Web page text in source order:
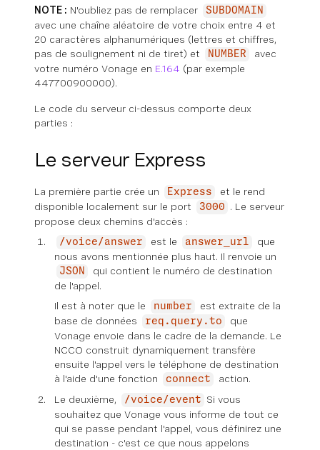
NOTE : N'oubliez pas de remplacer SUBDOMAIN
avec une chaîne aléatoire de votre choix entre 4 et
20 caractères alphanumériques (lettres et chiffres,
pas de soulignement ni de tiret) et
NUMBER
avec
votre numéro Vonage en E.164 (par exemple
447700900000).
Le code du serveur ci-dessus comporte deux
parties :
Le serveur Express
La première partie crée un Express
et le rend
disponible localement sur le port
3000
. Le serveur
propose deux chemins d'accès :
/voice/answer est le answer_url
que
nous avons mentionnée plus haut. Il renvoie un
JSON
qui contient le numéro de destination
de l'appel.
Il est à noter que le
number
est extraite de la
base de données
req.query.to
que
Vonage envoie dans le cadre de la demande. Le
NCCO construit dynamiquement transfère
ensuite l'appel vers le téléphone de destination
à l'aide d'une fonction
connect
action.
Le deuxième,
/voice/event
Si vous
souhaitez que Vonage vous informe de tout ce
qui se passe pendant l'appel, vous définirez une
destination - c'est ce que nous appelons